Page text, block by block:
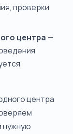
проверки
центра —
центра
нужную